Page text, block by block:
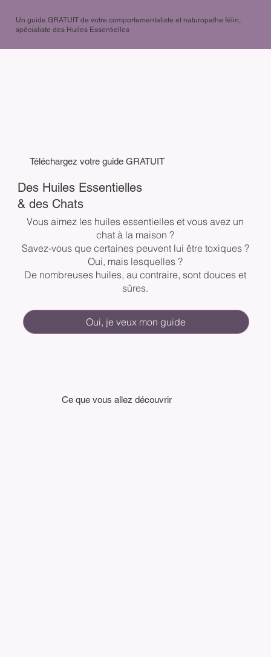
Un guide GRATUIT de votre comportementaliste et naturopathe félin,
spécialiste des Huiles Essentielles
Téléchargez votre guide GRATUIT
Des Huiles Essentielles
& des Chats
Vous aimez les huiles essentielles et vous avez un
chat à la maison ?
Savez-vous que certaines peuvent lui être toxiques ?
Oui, mais lesquelles ?
De nombreuses huiles, au contraire, sont douces et
sûres.
Oui, je veux mon guide
Ce que vous allez découvrir